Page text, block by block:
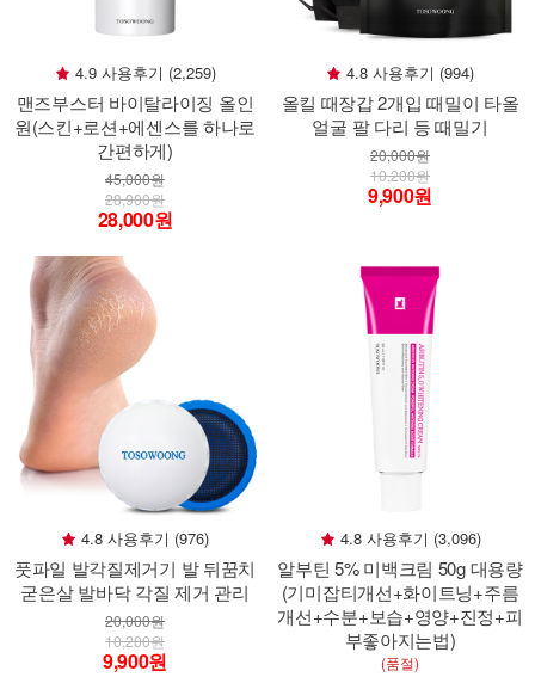
4.9 사용후기 (2,259)
맨즈부스터 바이탈라이징 올인
원(스킨+로션+에센스를 하나로
간편하게)
45,000원
28,900원
28,000원
4.8 사용후기 (994)
올킬 때장갑 2개입 때밀이 타올
얼굴 팔 다리 등 때밀기
20,000원
10,200원
9,900원
4.8 사용후기 (976)
풋파일 발각질제거기 발 뒤꿈치
굳은살 발바닥 각질 제거 관리
20,000원
10,200원
9,900원
4.8 사용후기 (3,096)
알부틴 5% 미백크림 50g 대용량
(기미잡티개선+화이트닝+주름
개선+수분+보습+영양+진정+피
부좋아지는법)
(품절)